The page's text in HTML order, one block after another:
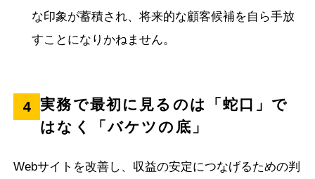
な印象が蓄積され、将来的な顧客候補を自ら手放
すことになりかねません。
4 実務で最初に見るのは「蛇口」で
はなく「バケツの底」
Webサイトを改善し、収益の安定につなげるための判